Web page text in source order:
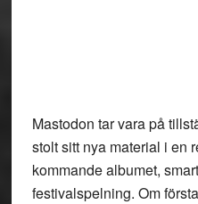
Mastodon tar vara på
stolt sitt nya material i en
kommande albumet,
festivalspelning. Om